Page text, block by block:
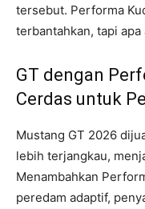
tersebut. Performa
terbantahkan, tapi apa
GT dengan
Cerdas untuk
Mustang GT 2026
lebih terjangkau,
Menambahkan
peredam adaptif,